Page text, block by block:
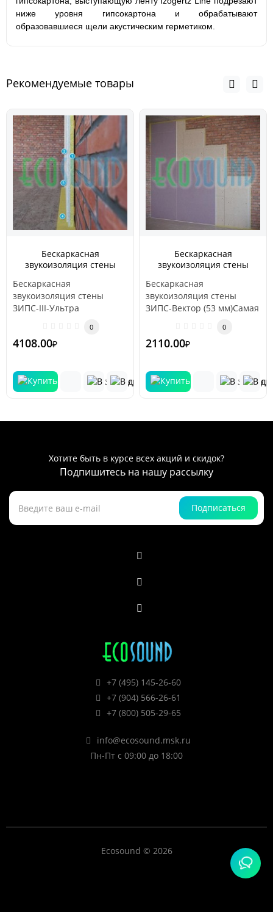
ниже уровня гипсокартона и обрабатывают
образовавшиеся щели акустическим герметиком.
Рекомендуемые товары
Бескаркасная
звукоизоляция стены
Бескаркасная
звукоизоляция стены
ЗИПС-III-Ультра
звукоизоляции 3-го
поколени..
0
4108.00₽
Бескаркасная
звукоизоляция стены
Бескаркасная
звукоизоляция стены
ЗИПС-Вектор (53 мм)Самая
0
2110.00₽
Хотите быть в курсе всех акций и скидок?
Подпишитесь на нашу рассылку
Подписаться
+7 (495) 145-26-60
+7 (904) 566-26-61
+7 (800) 505-29-65
info@ecosound.msk.ru
Пн-Пт с 09:00 до 18:00
Ecosound © 2026